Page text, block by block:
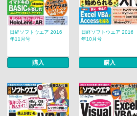
日経ソフトウエア 2016
年11月号
購入
日経ソフトウエア 2016
年10月号
購入